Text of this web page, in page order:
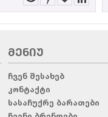
ᲛᲔᲜᲘᲣ
ჩვენ შესახებ
კონტაქტი
სასაჩუქრე ბარათები